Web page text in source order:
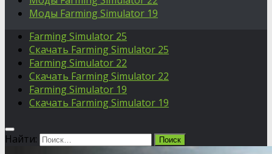
Моды Farming Simulator 19
Farming Simulator 25
Скачать Farming Simulator 25
Farming Simulator 22
Скачать Farming Simulator 22
Farming Simulator 19
Скачать Farming Simulator 19
Найти: